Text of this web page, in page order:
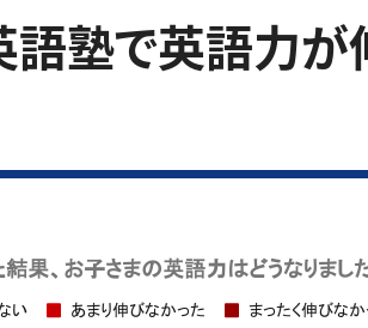
語塾で英語力